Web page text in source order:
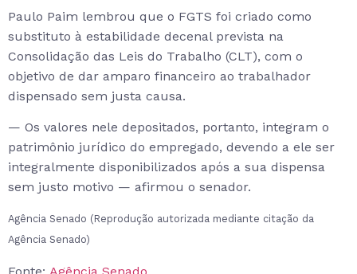
Paulo Paim lembrou que o FGTS foi criado como
substituto à estabilidade decenal prevista na
Consolidação das Leis do Trabalho (CLT), com o
objetivo de dar amparo financeiro ao trabalhador
dispensado sem justa causa.
— Os valores nele depositados, portanto, integram o
patrimônio jurídico do empregado, devendo a ele ser
integralmente disponibilizados após a sua dispensa
sem justo motivo — afirmou o senador.
Agência Senado (Reprodução autorizada mediante citação da
Agência Senado)